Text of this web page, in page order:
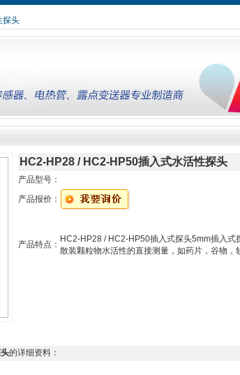
探头
HC2-HP28 / HC2-HP50插入式水活性探头
产品型号：
产品报价：
产品特点：
HC2-HP28 / HC2-HP50插入式探头5mm插入式
散装颗粒物水活性的直接测量，如药片，谷物，
的详细资料：